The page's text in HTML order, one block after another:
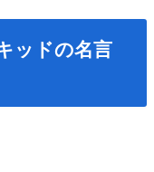
ッドの名言